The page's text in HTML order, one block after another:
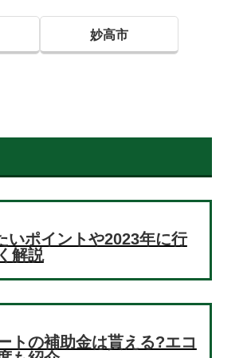
妙高市
いポイントや2023年に行
解説
トの補助金は貰える?エコ